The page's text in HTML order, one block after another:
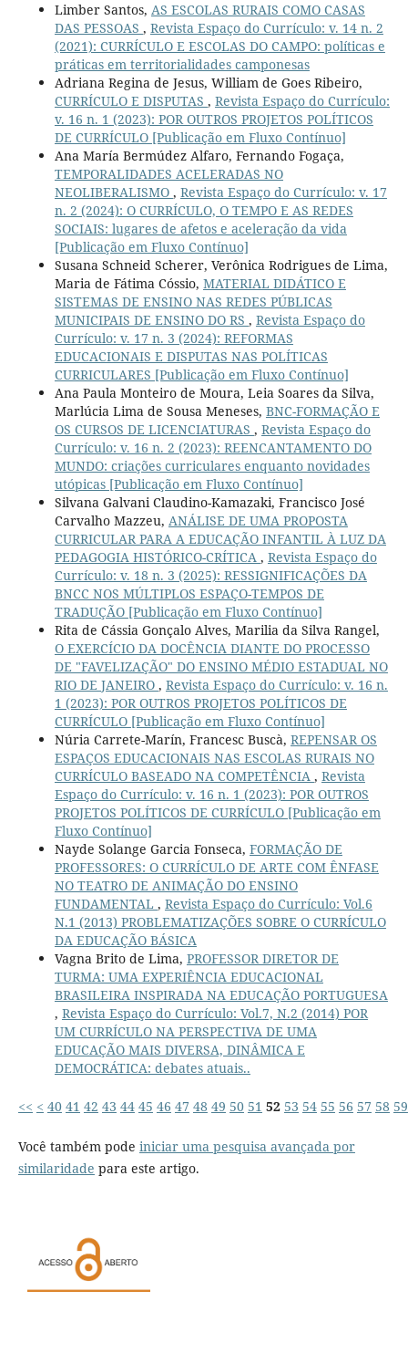
Limber Santos, AS ESCOLAS RURAIS COMO CASAS
DAS PESSOAS , Revista Espaço do Currículo: v. 14 n. 2
(2021): CURRÍCULO E ESCOLAS DO CAMPO: políticas e
práticas em territorialidades camponesas
Adriana Regina de Jesus, William de Goes Ribeiro,
CURRÍCULO E DISPUTAS , Revista Espaço do Currículo:
v. 16 n. 1 (2023): POR OUTROS PROJETOS POLÍTICOS
DE CURRÍCULO [Publicação em Fluxo Contínuo]
Ana María Bermúdez Alfaro, Fernando Fogaça,
TEMPORALIDADES ACELERADAS NO
NEOLIBERALISMO , Revista Espaço do Currículo: v. 17
n. 2 (2024): O CURRÍCULO, O TEMPO E AS REDES
SOCIAIS: lugares de afetos e aceleração da vida
[Publicação em Fluxo Contínuo]
Susana Schneid Scherer, Verônica Rodrigues de Lima,
Maria de Fátima Cóssio, MATERIAL DIDÁTICO E
SISTEMAS DE ENSINO NAS REDES PÚBLICAS
MUNICIPAIS DE ENSINO DO RS , Revista Espaço do
Currículo: v. 17 n. 3 (2024): REFORMAS
EDUCACIONAIS E DISPUTAS NAS POLÍTICAS
CURRICULARES [Publicação em Fluxo Contínuo]
Ana Paula Monteiro de Moura, Leia Soares da Silva,
Marlúcia Lima de Sousa Meneses, BNC-FORMAÇÃO E
OS CURSOS DE LICENCIATURAS , Revista Espaço do
Currículo: v. 16 n. 2 (2023): REENCANTAMENTO DO
MUNDO: criações curriculares enquanto novidades
utópicas [Publicação em Fluxo Contínuo]
Silvana Galvani Claudino-Kamazaki, Francisco José
Carvalho Mazzeu, ANÁLISE DE UMA PROPOSTA
CURRICULAR PARA A EDUCAÇÃO INFANTIL À LUZ DA
PEDAGOGIA HISTÓRICO-CRÍTICA , Revista Espaço do
Currículo: v. 18 n. 3 (2025): RESSIGNIFICAÇÕES DA
BNCC NOS MÚLTIPLOS ESPAÇO-TEMPOS DE
TRADUÇÃO [Publicação em Fluxo Contínuo]
Rita de Cássia Gonçalo Alves, Marilia da Silva Rangel,
O EXERCÍCIO DA DOCÊNCIA DIANTE DO PROCESSO
DE "FAVELIZAÇÃO" DO ENSINO MÉDIO ESTADUAL NO
RIO DE JANEIRO , Revista Espaço do Currículo: v. 16 n.
1 (2023): POR OUTROS PROJETOS POLÍTICOS DE
CURRÍCULO [Publicação em Fluxo Contínuo]
Núria Carrete-Marín, Francesc Buscà, REPENSAR OS
ESPAÇOS EDUCACIONAIS NAS ESCOLAS RURAIS NO
CURRÍCULO BASEADO NA COMPETÊNCIA , Revista
Espaço do Currículo: v. 16 n. 1 (2023): POR OUTROS
PROJETOS POLÍTICOS DE CURRÍCULO [Publicação em
Fluxo Contínuo]
Nayde Solange Garcia Fonseca, FORMAÇÃO DE
PROFESSORES: O CURRÍCULO DE ARTE COM ÊNFASE
NO TEATRO DE ANIMAÇÃO DO ENSINO
FUNDAMENTAL , Revista Espaço do Currículo: Vol.6
N.1 (2013) PROBLEMATIZAÇÕES SOBRE O CURRÍCULO
DA EDUCAÇÃO BÁSICA
Vagna Brito de Lima, PROFESSOR DIRETOR DE
TURMA: UMA EXPERIÊNCIA EDUCACIONAL
BRASILEIRA INSPIRADA NA EDUCAÇÃO PORTUGUESA
, Revista Espaço do Currículo: Vol.7, N.2 (2014) POR
UM CURRÍCULO NA PERSPECTIVA DE UMA
EDUCAÇÃO MAIS DIVERSA, DINÂMICA E
DEMOCRÁTICA: debates atuais..
<< < 40 41 42 43 44 45 46 47 48 49 50 51 52 53 54 55 56 57 58 59
Você também pode iniciar uma pesquisa avançada por
similaridade para este artigo.